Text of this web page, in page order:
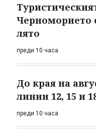
Черноморието
лято
преди 10 часа
До края на
линии 12, 15 и
преди 10 часа